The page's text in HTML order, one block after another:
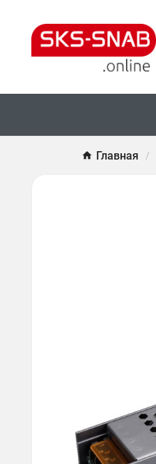
Главная